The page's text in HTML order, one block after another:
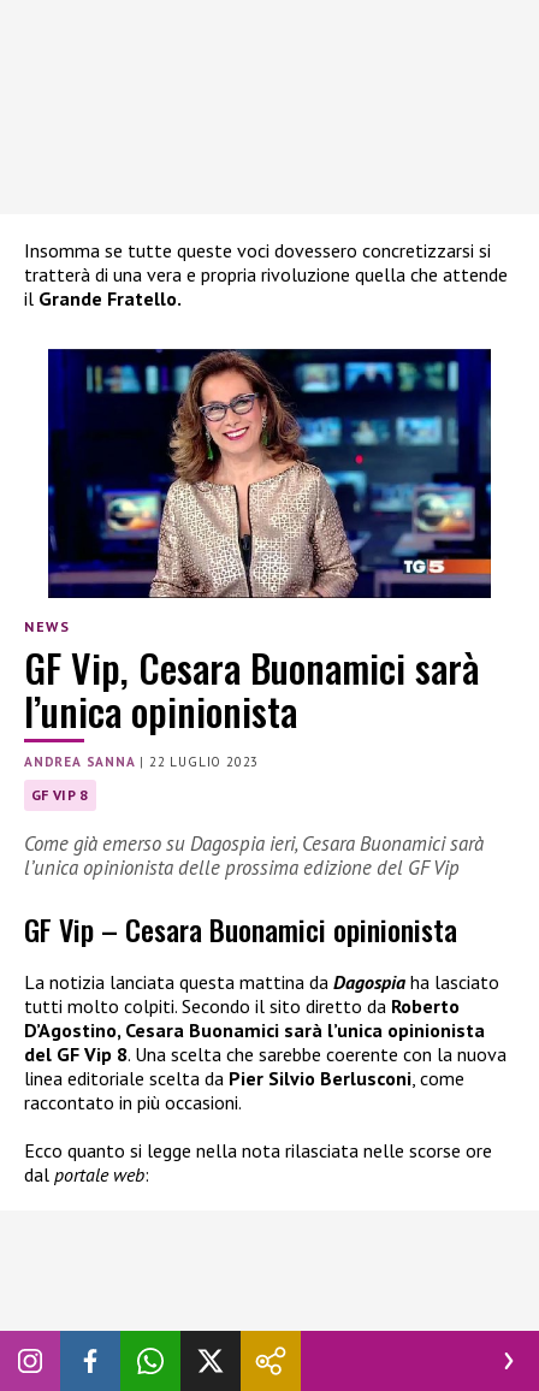
Insomma se tutte queste voci dovessero concretizzarsi si
tratterà di una vera e propria rivoluzione quella che attende
il Grande Fratello.
NEWS
GF Vip, Cesara Buonamici sarà
l’unica opinionista
ANDREA SANNA |22 LUGLIO 2023
GF VIP 8
Come già emerso su Dagospia ieri, Cesara Buonamici sarà
l’unica opinionista delle prossima edizione del GF Vip
GF Vip – Cesara Buonamici opinionista
La notizia lanciata questa mattina da Dagospia ha lasciato
tutti molto colpiti. Secondo il sito diretto da Roberto
D’Agostino, Cesara Buonamici sarà l’unica opinionista
del GF Vip 8. Una scelta che sarebbe coerente con la nuova
linea editoriale scelta da Pier Silvio Berlusconi , come
raccontato in più occasioni.
Ecco quanto si legge nella nota rilasciata nelle scorse ore
dal portale web: